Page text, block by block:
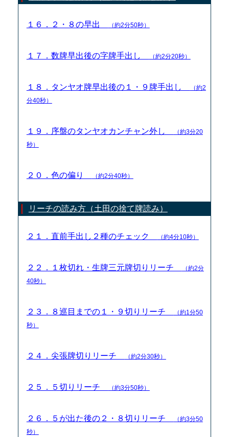
１６．２・８の早出 （約2分50秒）
１７．数牌早出後の字牌手出し （約2分20秒）
１８．タンヤオ牌早出後の１・９牌手出し
（約2
分40秒）
１９．序盤のタンヤオカンチャン外し
（約3分20
秒）
２０．色の偏り （約2分40秒）
リーチの読み方（土田の捨て牌読み）
２１．直前手出し２種のチェック （約4分10秒）
２２．１枚切れ・生牌三元牌切りリーチ
（約2分
40秒）
２３．８巡目までの１・９切りリーチ
（約1分50
秒）
２４．尖張牌切りリーチ （約2分30秒）
２５．５切りリーチ （約3分50秒）
２６．５が出た後の２・８切りリーチ
（約3分50
秒）